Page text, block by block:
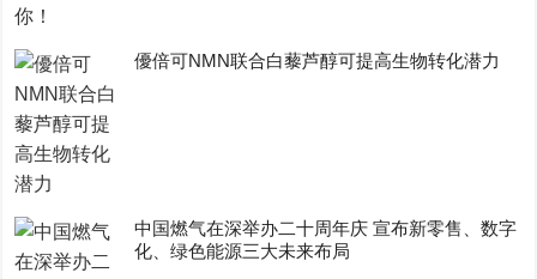
優倍可NMN联合白藜芦醇可提高生物转化潜力
中国燃气在深举办二十周年庆 宣布新零售、数字
化、绿色能源三大未来布局